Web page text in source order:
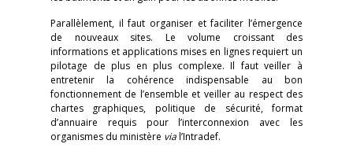
Parallèlement, il faut organiser et faciliter l’émergence
de nouveaux sites. Le volume croissant des
informations et applications mises en lignes requiert un
pilotage de plus en plus complexe. Il faut veiller à
entretenir la cohérence indispensable au bon
fonctionnement de l’ensemble et veiller au respect des
chartes graphiques, politique de sécurité, format
d’annuaire requis pour l’interconnexion avec les
organismes du ministère vial’Intradef.